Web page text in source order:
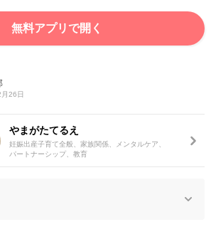
無料アプリで開く
26日
やまがたてるえ
妊娠出産子育て全般、家族関係、メンタルケア、
パートナーシップ、教育